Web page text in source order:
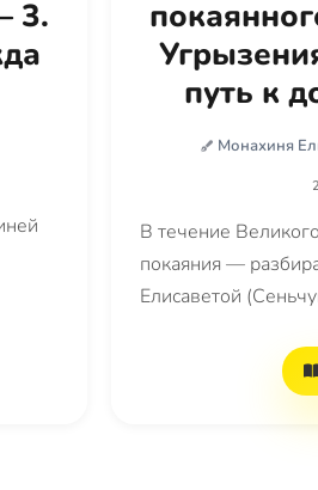
3.
путь к
Монахиня
В течение
покаяния —
Елисаветой